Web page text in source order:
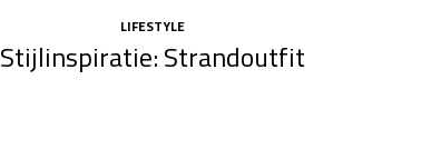
LIFESTYLE
Stijlinspiratie: Strandoutfit